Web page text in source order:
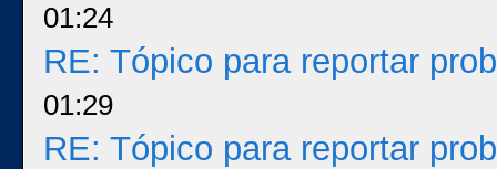
01:24
RE: Tópico para reportar
01:29
RE: Tópico para reportar